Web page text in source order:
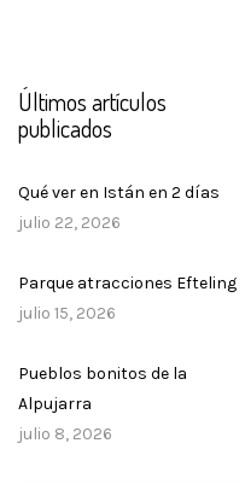
Últimos artículos
publicados
Qué ver en Istán en 2 días
julio 22, 2026
Parque atracciones Efteling
julio 15, 2026
Pueblos bonitos de la
Alpujarra
julio 8, 2026